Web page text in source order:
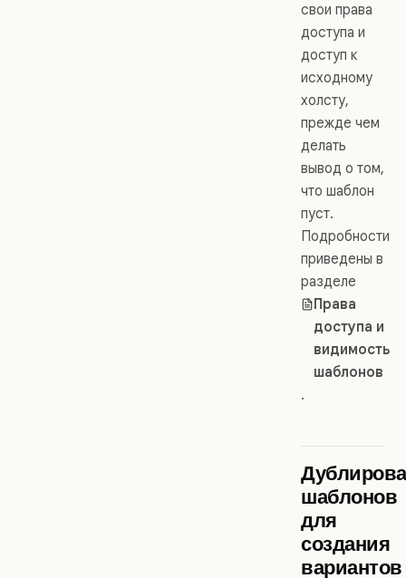
свои права
доступа и
доступ к
исходному
холсту,
прежде чем
делать
вывод о том,
что шаблон
пуст.
Подробности
приведены в
разделе
Права
доступа и
видимость
шаблонов
.
шаблонов
для
создания
вариантов